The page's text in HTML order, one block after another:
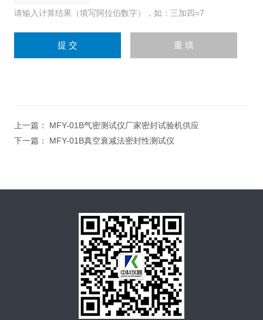
请输入计算结果（填写阿拉伯数字），如：三加四=7
上一篇： MFY-01B气密测试仪厂家密封试验机供应
下一篇： MFY-01B真空衰减法密封性测试仪